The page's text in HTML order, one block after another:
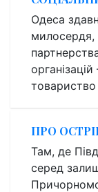
Одеса
милосердя,
ПРО
Там, де
серед